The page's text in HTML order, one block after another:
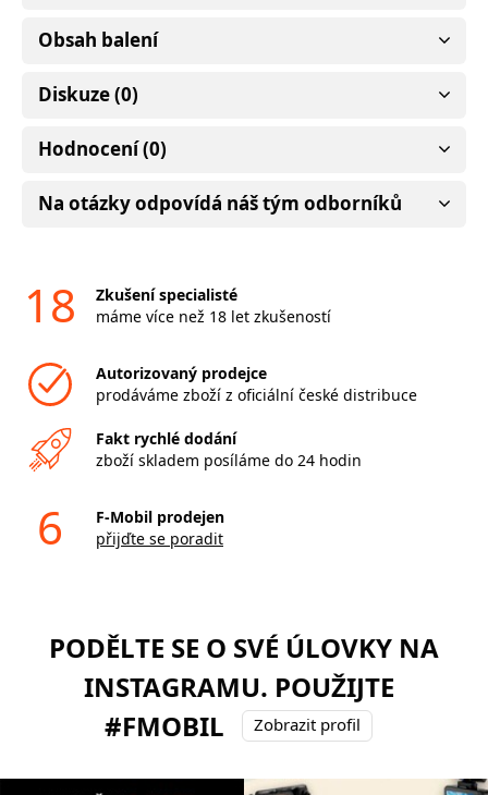
Obsah balení
Diskuze (0)
Hodnocení (0)
Na otázky odpovídá náš tým odborníků
18
Zkušení specialisté
máme více než 18 let zkušeností
Autorizovaný prodejce
prodáváme zboží z oficiální české distribuce
Fakt rychlé dodání
zboží skladem posíláme do 24 hodin
6
F-Mobil prodejen
přijďte se poradit
PODĚLTE SE O SVÉ ÚLOVKY NA
INSTAGRAMU. POUŽIJTE
#FMOBIL
Zobrazit profil